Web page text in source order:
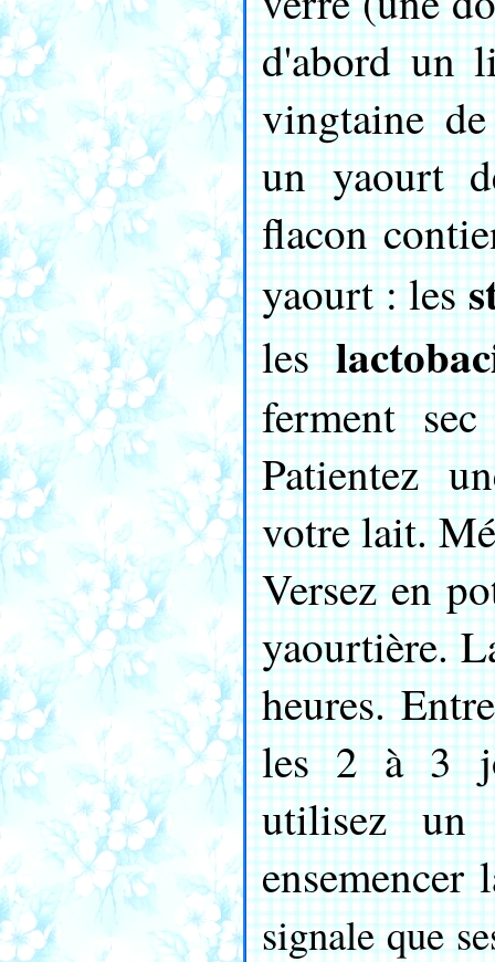
d'abord un
vingtaine
un yaourt
flacon
yaourt : les
les
ferment
Patientez
votre lait.
Versez en
yaourtière.
heures.
les 2 à 3
utilisez un
signale que